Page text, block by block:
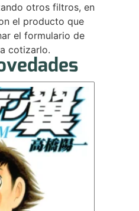
otros filtros, en
el producto que
el formulario de
cotizarlo.